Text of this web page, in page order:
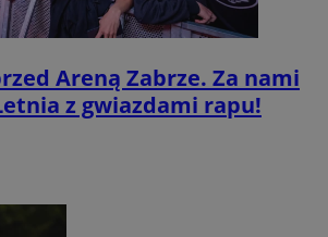
Areną Zabrze. Za nami
z gwiazdami rapu!